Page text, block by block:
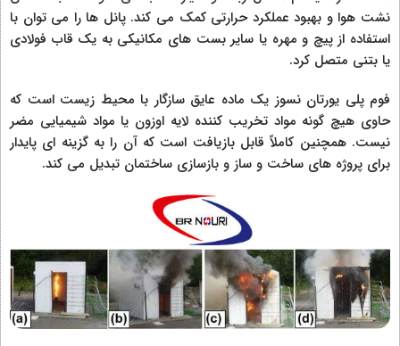
نشت هوا و بهبود عملکرد حرارتی کمک می کند. پانل ها را می توان با
استفاده از پیچ و مهره یا سایر بست های مکانیکی به یک قاب فولادی
یا بتنی متصل کرد.
فوم پلی یورتان نسوز یک ماده عایق سازگار با محیط زیست است که
حاوی هیچ گونه مواد تخریب کننده لایه اوزون یا مواد شیمیایی مضر
نیست. همچنین کاملاً قابل بازیافت است که آن را به گزینه ای پایدار
برای پروژه های ساخت و ساز و بازسازی ساختمان تبدیل می کند.